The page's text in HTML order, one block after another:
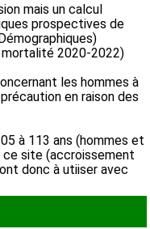
mais un calcul
prospectives de
2020-2022)
les hommes à
en raison des
à 113 ans (hommes et
site (accroissement
donc à utiiser avec